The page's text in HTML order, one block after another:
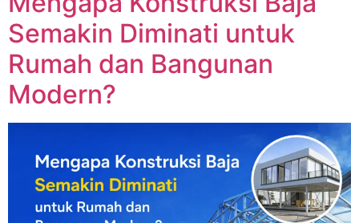
Semakin Diminati untuk
Rumah dan Bangunan
Modern?